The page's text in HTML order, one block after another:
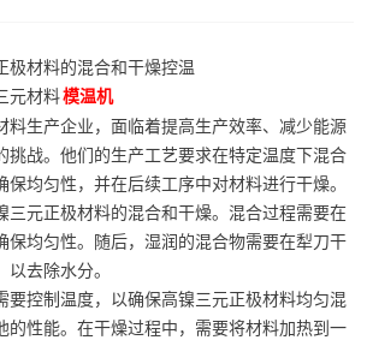
极材料的混合和干燥控温
元材料模温机
料生产企业，面临着提高生产效率、减少能源
挑战。他们的生产工艺要求在特定温度下混合
均匀性，并在后续工序中对材料进行干燥。
三元正极材料的混合和干燥。混合过程需要在
保均匀性。随后，湿润的混合物需要在犁刀干
去除水分。
要控制温度，以确保高镍三元正极材料均匀混
的性能。在干燥过程中，需要将材料加热到一